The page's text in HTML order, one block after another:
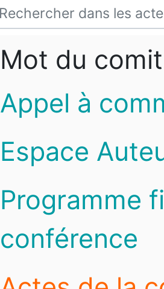
Mot du
Appel à
Espace
Programme
conférence